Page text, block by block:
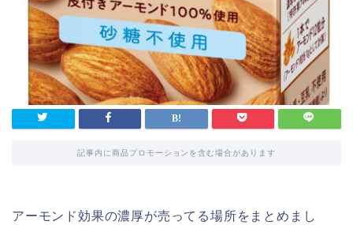
記事内に商品プロモーションを含む場合があります
アーモンド効果の濃厚が売ってる場所をまとめまし